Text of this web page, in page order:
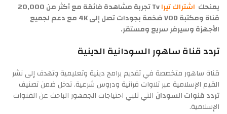
يمنحك اشتراك تيرا
Tv تجربة مشاهدة فائقة مع أكثر من 20,000
قناة ومكتبة VOD ضخمة بجودات تصل إلى 4K مع دعم لجميع
الأجهزة وسيرفر سريع ومستقر.
تردد قناة ساهور السودانية الدينية
قناة ساهور متخصصة في تقديم برامج دينية وتعليمية وتهدف إلى نشر
القيم الإسلامية عبر تلاوات قرآنية ودروس شرعية. تدخل ضمن تصنيف
تردد قنوات السودان التي تلبي احتياجات الجمهور الباحث عن القنوات
الإسلامية.